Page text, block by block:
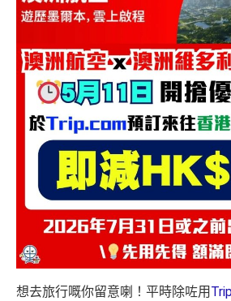
想去旅行嘅你留意喇！平時除咗用